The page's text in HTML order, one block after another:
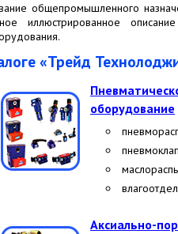
общепромышленного
описание
«Трейд
оборудование
Аксиально-